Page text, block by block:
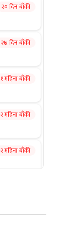
२० दिन बाँकी
२७ दिन बाँकी
१ महिना बाँकी
२ महिना बाँकी
२ महिना बाँकी